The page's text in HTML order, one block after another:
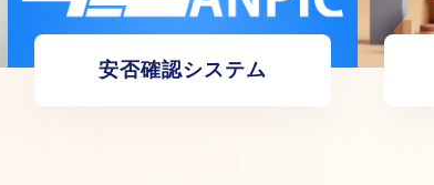
安否確認システム